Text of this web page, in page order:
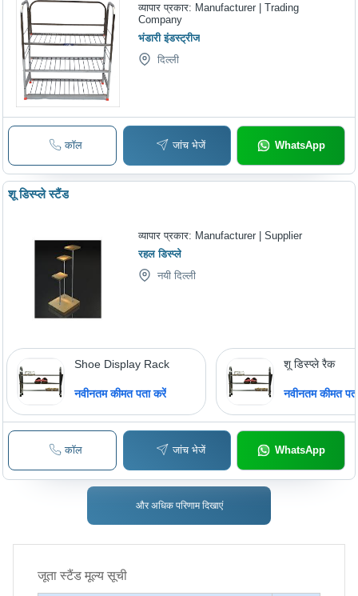
व्यापार प्रकार: Manufacturer | Trading
Company
भंडारी इंडस्ट्रीज
दिल्ली
कॉल जांच भेजें WhatsApp
शू डिस्प्ले स्टैंड
व्यापार प्रकार: Manufacturer | Supplier
रहल डिस्प्ले
नयी दिल्ली
Shoe Display Rack
नवीनतम कीमत पता करें
शू डिस्प्ले रैक
नवीनतम कीमत
कॉल जांच भेजें WhatsApp
और अधिक परिणाम दिखाएं
जूता स्टैंड मूल्य सूची